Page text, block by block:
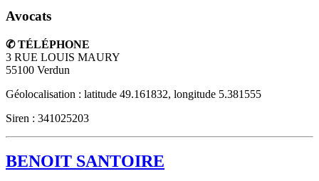
Avocats
✆ TÉLÉPHONE
3 RUE LOUIS MAURY
55100 Verdun
Géolocalisation : latitude 49.161832, longitude 5.381555
Siren : 341025203
BENOIT SANTOIRE